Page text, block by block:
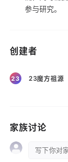
参与研究。
创建者
23 23魔方祖源
家族讨论
写下你对